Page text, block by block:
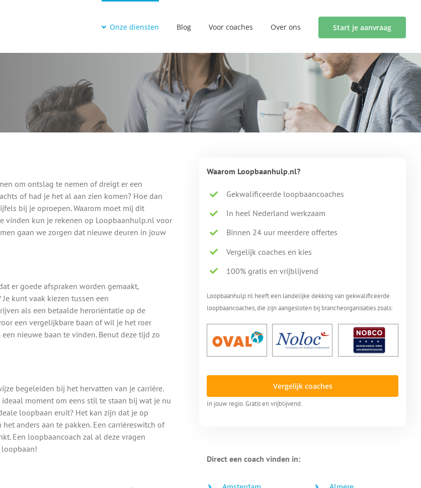
Onze diensten Blog Voor coaches Over ons Start je aanvraag
om ontslag te nemen of dreigt er een
of had je het al aan zien komen? Hoe dan
bij je oproepen. Waarom moet mij dit
vinden kun je rekenen op Loopbaanhulp.nl voor
gaan we zorgen dat nieuwe deuren in jouw
er goede afspraken worden gemaakt,
kunt vaak kiezen tussen een
als een betaalde heroriëntatie op de
een vergelijkbare baan of wil je het roer
nieuwe baan te vinden. Benut deze tijd zo
begeleiden bij het hervatten van je carrière.
moment om eens stil te staan bij wat je nu
loopbaan eruit? Het kan zijn dat je op
anders aan te pakken. Een carrièreswitch of
Een loopbaancoach zal al deze vragen
loopbaan!
Waarom Loopbaanhulp.nl?
Gekwalificeerde loopbaancoaches
In heel Nederland werkzaam
Binnen 24 uur meerdere offertes
Vergelijk coaches en kies
100% gratis en vrijblijvend
Loopbaanhulp.nl heeft een landelijke dekking van gekwalificeerde
loopbaancoaches, die zijn aangesloten bij brancheorganisaties zoals:
Vergelijk coaches
In jouw regio. Gratis en vrijblijvend.
Direct een coach vinden in: